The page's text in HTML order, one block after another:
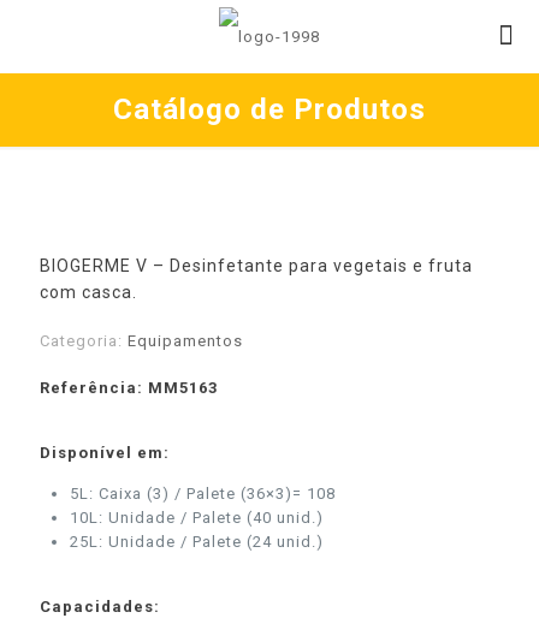
Catálogo de Produtos
BIOGERME V – Desinfetante para vegetais e fruta
com casca.
Categoria: Equipamentos
Referência: MM5163
Disponível em:
5L: Caixa (3) / Palete (36×3)= 108
10L: Unidade / Palete (40 unid.)
25L: Unidade / Palete (24 unid.)
Capacidades: